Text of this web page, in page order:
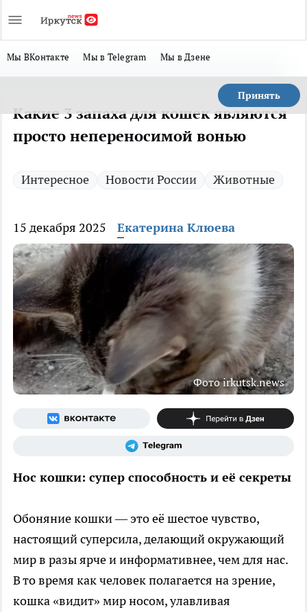
Мы ВКонтакте Мы в Telegram Мы в Дзене
Принять
Какие 3 запаха для кошек являются
просто непереносимой вонью
Интересное Новости России Животные
15 декабря 2025 Екатерина Клюева
Фото irkutsk.news
Нос кошки: супер способность и её секреты
Обоняние кошки — это её шестое чувство,
настоящий суперсила, делающий окружающий
мир в разы ярче и информативнее, чем для нас.
В то время как человек полагается на зрение,
кошка «видит» мир носом, улавливая